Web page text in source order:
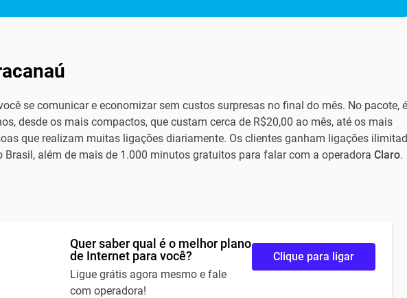
se comunicar e economizar sem custos surpresas no final do mês. No pacote, é
desde os mais compactos, que custam cerca de R$20,00 ao mês, até os mais
que realizam muitas ligações diariamente. Os clientes ganham ligações
Brasil, além de mais de 1.000 minutos gratuitos para falar com a operadora Claro.
Quer saber qual é o melhor plano
de Internet para você?
Ligue grátis agora mesmo e fale
com operadora!
Clique para ligar